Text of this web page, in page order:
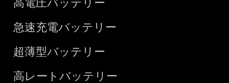
高電圧バッテリー
急速充電バッテリー
超薄型バッテリー
高レートバッテリー